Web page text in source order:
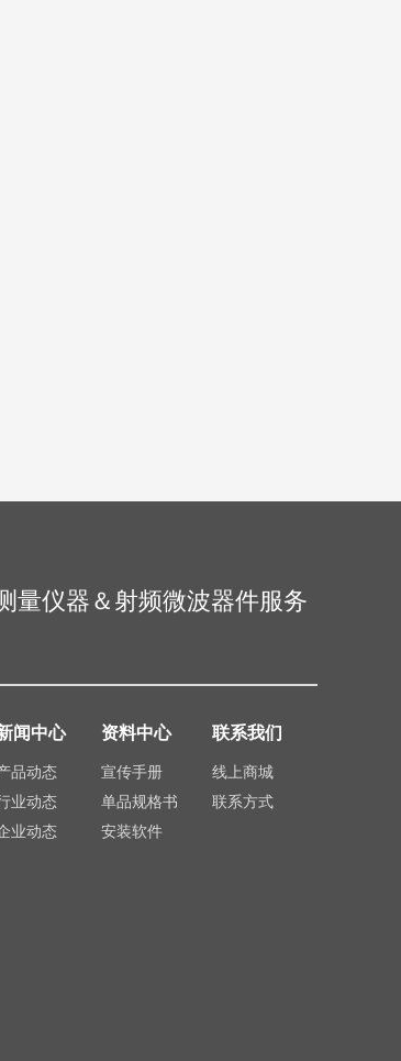
量仪器＆射频微波器件服务
闻中心
品动态
业动态
业动态
资料中心
宣传手册
单品规格书
安装软件
联系我们
线上商城
联系方式